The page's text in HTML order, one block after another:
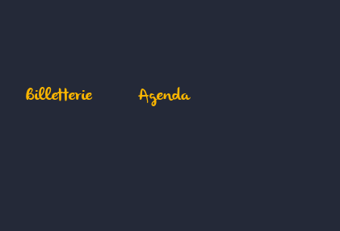
Billetterie Agenda